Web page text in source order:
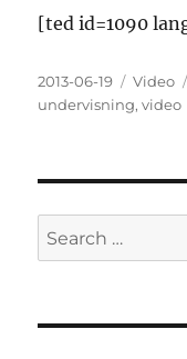
[ted id=1090
Posted
on
2013-06-19 Format
Video
undervisning,video
Search
for: